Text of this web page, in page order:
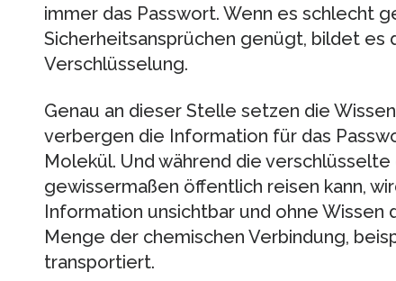
immer das Passwort. Wenn es schlecht
Sicherheitsansprüchen genügt, bildet
Verschlüsselung.
Genau an dieser Stelle setzen die
verbergen die Information für das
Molekül. Und während die
gewissermaßen öffentlich reisen kann,
Information unsichtbar und ohne Wissen
Menge der chemischen Verbindung,
transportiert.